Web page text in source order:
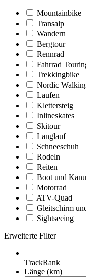
Mountainbike
Transalp
Wandern
Bergtour
Rennrad
Fahrrad
Trekkingbike
Nordic
Laufen
Klettersteig
Inlineskates
Skitour
Langlauf
Schneeschuh
Rodeln
Reiten
Boot und Kanu
Motorrad
ATV-Quad
Gleitschirm
Sightseeing
Erweiterte Filter
TrackRank
Länge (km)